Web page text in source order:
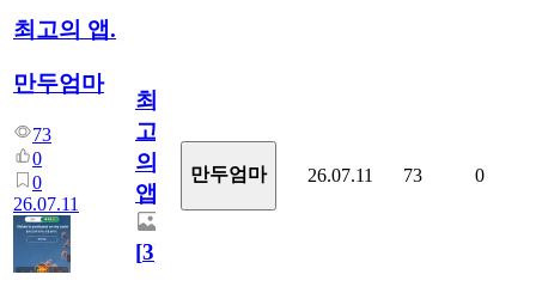
최고의 앱.
만두엄마
73
0
0
26.07.11
최
고
의
앱.
[3]
만두엄마 26.07.11 73 0